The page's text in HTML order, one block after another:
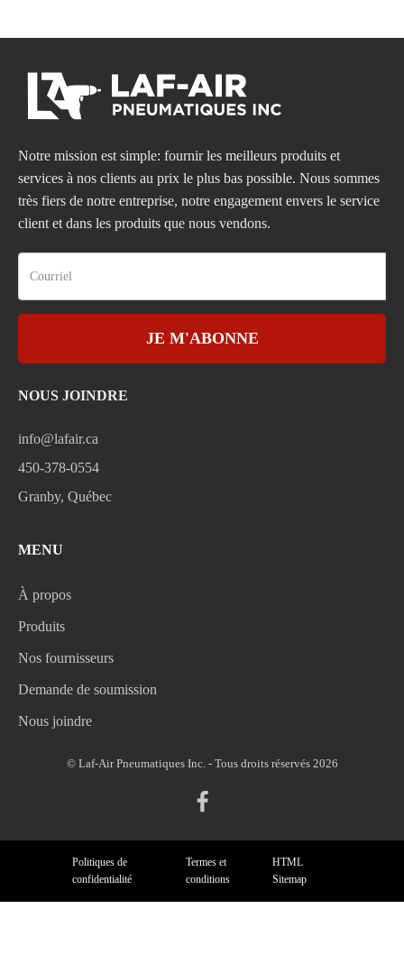
Notre mission est simple: fournir les meilleurs produits et
services à nos clients au prix le plus bas possible. Nous sommes
très fiers de notre entreprise, notre engagement envers le service
client et dans les produits que nous vendons.
JE M'ABONNE
NOUS JOINDRE
info@lafair.ca
450-378-0554
Granby, Québec
MENU
À propos
Produits
Nos fournisseurs
Demande de soumission
Nous joindre
© Laf-Air Pneumatiques Inc. - Tous droits réservés 2026
Politiques de
confidentialité
Termes et
conditions
HTML
Sitemap